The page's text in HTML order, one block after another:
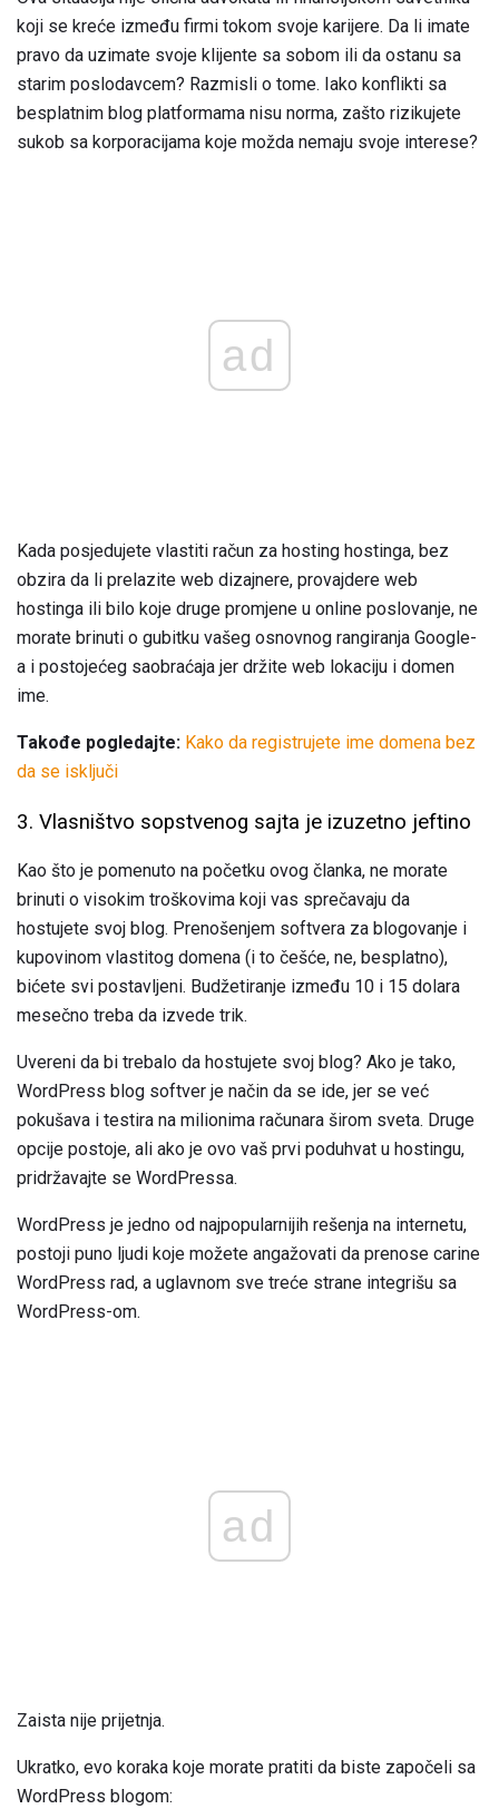
koji se kreće između firmi tokom svoje karijere. Da li imate
pravo da uzimate svoje klijente sa sobom ili da ostanu sa
starim poslodavcem? Razmisli o tome. Iako konflikti sa
besplatnim blog platformama nisu norma, zašto rizikujete
sukob sa korporacijama koje možda nemaju svoje interese?
ad
Kada posjedujete vlastiti račun za hosting hostinga, bez
obzira da li prelazite web dizajnere, provajdere web
hostinga ili bilo koje druge promjene u online poslovanje, ne
morate brinuti o gubitku vašeg osnovnog rangiranja Google-
a i postojećeg saobraćaja jer držite web lokaciju i domen
ime.
Takođe pogledajte: Kako da registrujete ime domena bez
da se isključi
3. Vlasništvo sopstvenog sajta je izuzetno jeftino
Kao što je pomenuto na početku ovog članka, ne morate
brinuti o visokim troškovima koji vas sprečavaju da
hostujete svoj blog. Prenošenjem softvera za blogovanje i
kupovinom vlastitog domena (i to češće, ne, besplatno),
bićete svi postavljeni. Budžetiranje između 10 i 15 dolara
mesečno treba da izvede trik.
Uvereni da bi trebalo da hostujete svoj blog? Ako je tako,
WordPress blog softver je način da se ide, jer se već
pokušava i testira na milionima računara širom sveta. Druge
opcije postoje, ali ako je ovo vaš prvi poduhvat u hostingu,
pridržavajte se WordPressa.
WordPress je jedno od najpopularnijih rešenja na internetu,
postoji puno ljudi koje možete angažovati da prenose carine
WordPress rad, a uglavnom sve treće strane integrišu sa
WordPress-om.
ad
Zaista nije prijetnja.
Ukratko, evo koraka koje morate pratiti da biste započeli sa
WordPress blogom: